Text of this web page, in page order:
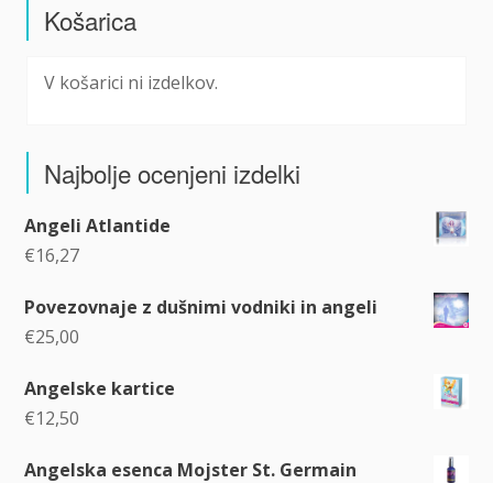
Košarica
V košarici ni izdelkov.
Najbolje ocenjeni izdelki
Angeli Atlantide
€16,27
Povezovnaje z dušnimi vodniki in angeli
€25,00
Angelske kartice
€12,50
Angelska esenca Mojster St. Germain